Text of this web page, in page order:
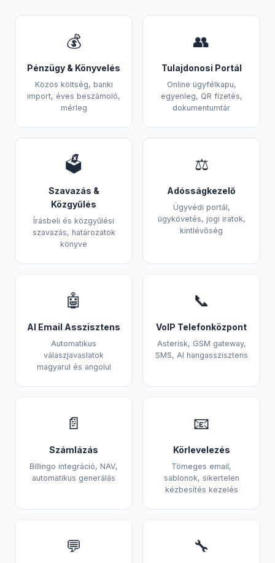
💰
Pénzügy & Könyvelés
Közös költség, banki
import, éves beszámoló,
mérleg
👥
Tulajdonosi Portál
Online ügyfélkapu,
egyenleg, QR fizetés,
dokumentumtár
🗳️
Szavazás &
Közgyűlés
Írásbeli és közgyűlési
szavazás, határozatok
könyve
⚖️
Adósságkezelő
Ügyvédi portál,
ügykövetés, jogi iratok,
kintlévőség
🤖
AI Email Asszisztens
Automatikus
válaszjavaslatok
magyarul és angolul
📞
VoIP Telefonközpont
Asterisk, GSM gateway,
SMS, AI hangasszisztens
📄
Számlázás
Billingo integráció, NAV,
automatikus generálás
📧
Körlevelezés
Tömeges email,
sablonok, sikertelen
kézbesítés kezelés
💬 🔧